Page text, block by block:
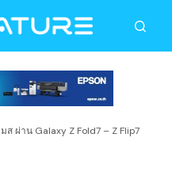
ผ่าน Galaxy Z Fold7 – Z Flip7